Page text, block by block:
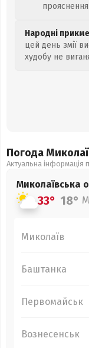
прояснення.
Народні
цей день змії
худобу не
Погода
Актуальна інформація
Миколаївська
33° 18°
Миколаїв
Баштанка
Первомайськ
Вознесенськ